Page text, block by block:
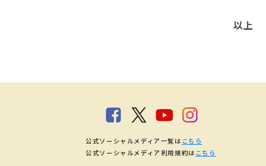
以上
公式ソーシャルメディア一覧は こちら
公式ソーシャルメディア利用規約は こちら